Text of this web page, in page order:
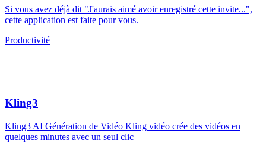
Si vous avez déjà dit "J'aurais aimé avoir enregistré cette invite...",
cette application est faite pour vous.
Productivité
Kling3
Kling3 AI Génération de Vidéo Kling vidéo crée des vidéos en
quelques minutes avec un seul clic